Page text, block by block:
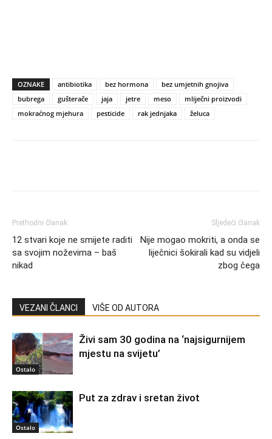
OZNAKE antibiotika bez hormona
bez umjetnih gnojiva
bubrega
gušterače jaja jetre meso
mliječni proizvodi
mokraćnog mjehura
pesticide rak jednjaka želuca
Prethodni članak
12 stvari koje ne smijete raditi
sa svojim noževima – baš
nikad
Sljedeći članak
Nije mogao mokriti, a onda se
liječnici šokirali kad su vidjeli
zbog čega
VEZANI ČLANCI VIŠE OD AUTORA
Ostalo
Živi sam 30 godina na ‘najsigurnijem
mjestu na svijetu’
Ostalo
Put za zdrav i sretan život